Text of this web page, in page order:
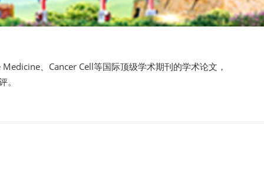
、Cancer Cell等国际顶级学术期刊的学术论文，